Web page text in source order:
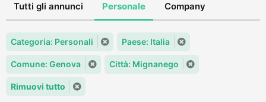
Tutti gli annunci Personale Company
Categoria: Personali Paese: Italia
Comune: Genova Città: Mignanego
Rimuovi tutto